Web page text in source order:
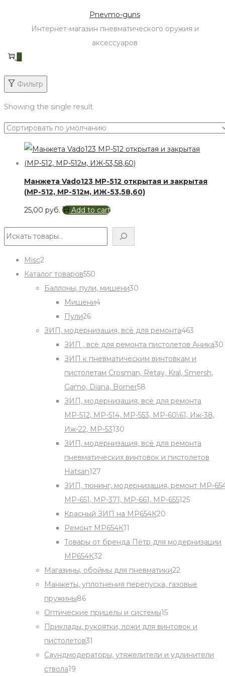
Pnevmo-guns
Интернет-магазин пневматического оружия и
аксессуаров
0
Фильтр
Showing the single result
Манжета Vado123 МР-512 открытая и закрытая
(МР-512, МР-512м, ИЖ-53,58,60)
25,00 руб. Add to cart
Поиск
Misc2
products
Каталог товаров550
products
Баллоны, пули, мишени30
Мишени44
Пули2626
products
ЗИП, модернизация, всё для ремонта463
products
ЗИП , всё для ремонта пистолетов Аника30
ЗИП к пневматическим винтовкам и
пистолетам Crosman, Retay, Kral, Smersh,
Gamo, Diana, Borner58
products
ЗИП, модернизация, всё для ремонта
МР-512, МР-514, МР-553, МР-60\61, Иж-38,
Иж-22, МР-53130
products
ЗИП, модернизация, всё для ремонта
пневматических винтовок и пистолетов
Hatsan127
products
ЗИП, тюнинг, модернизация, ремонт МР-
МР-651, МР-371, МР-661, МР-655125125
Красный ЗИП на МР654К20
Ремонт МР654К11
products
Товары от бренда Пётр для модернизации
МР654К32
products
Магазины, обоймы для пневматики22
products
Манжеты, уплотнения перепуска, газовые
пружины8686
products
Оптические прицелы и системы1515
products
Приклады, рукоятки, ложи для винтовок и
пистолетов31
products
Саундмодераторы, утяжелители и удлинители
ствола19